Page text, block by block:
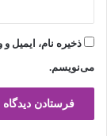
ذخیره نام، ایمیل
می‌نویسم.